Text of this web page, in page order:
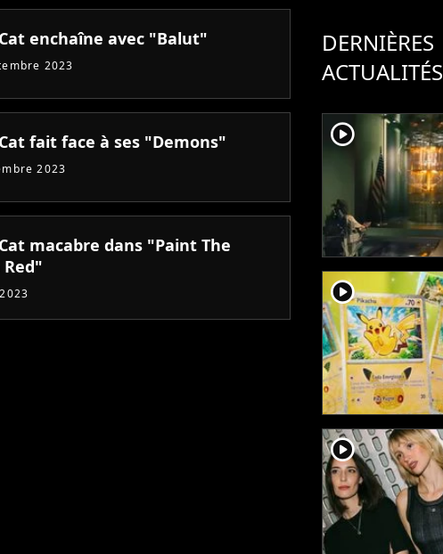
enchaîne avec "Balut"
2023
fait face à ses "Demons"
2023
macabre dans "Paint The
Red"
DERNIÈRES
ACTUALITÉS
player2
player2
player2